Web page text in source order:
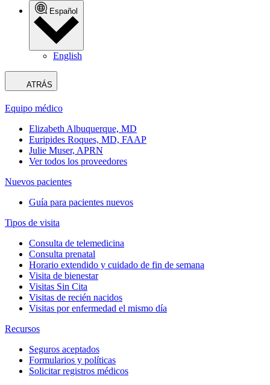
Español
English
ATRÁS
Equipo médico
Elizabeth Albuquerque, MD
Euripides Roques, MD, FAAP
Julie Muser, APRN
Ver todos los proveedores
Nuevos pacientes
Guía para pacientes nuevos
Tipos de visita
Consulta de telemedicina
Consulta prenatal
Horario extendido y cuidado de fin de semana
Visita de bienestar
Visitas Sin Cita
Visitas de recién nacidos
Visitas por enfermedad el mismo día
Recursos
Seguros aceptados
Formularios y políticas
Solicitar registros médicos